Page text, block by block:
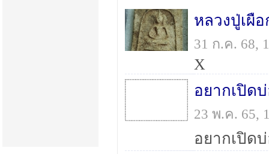
หลวงปู่เผือ
31 ก.ค. 68,
X
อยากเปิด
23 พ.ค. 65,